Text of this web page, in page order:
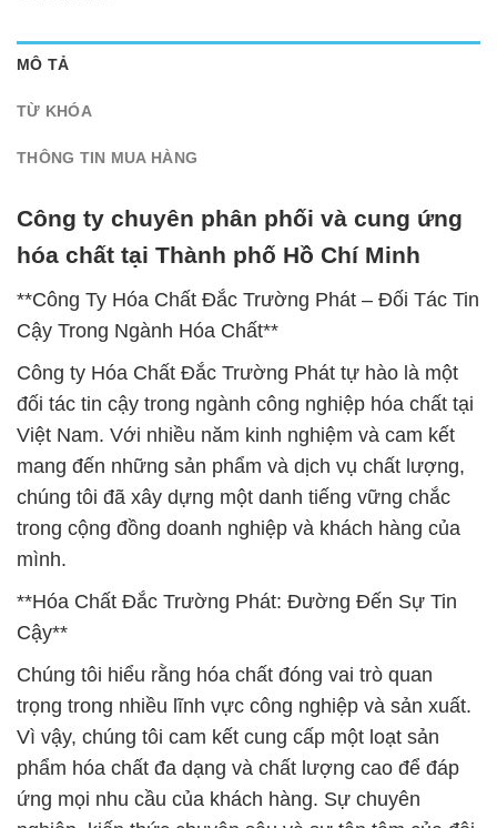
MÔ TẢ
TỪ KHÓA
THÔNG TIN MUA HÀNG
Công ty chuyên phân phối và cung ứng
hóa chất tại Thành phố Hồ Chí Minh
**Công Ty Hóa Chất Đắc Trường Phát – Đối Tác Tin
Cậy Trong Ngành Hóa Chất**
Công ty Hóa Chất Đắc Trường Phát tự hào là một
đối tác tin cậy trong ngành công nghiệp hóa chất tại
Việt Nam. Với nhiều năm kinh nghiệm và cam kết
mang đến những sản phẩm và dịch vụ chất lượng,
chúng tôi đã xây dựng một danh tiếng vững chắc
trong cộng đồng doanh nghiệp và khách hàng của
mình.
**Hóa Chất Đắc Trường Phát: Đường Đến Sự Tin
Cậy**
Chúng tôi hiểu rằng hóa chất đóng vai trò quan
trọng trong nhiều lĩnh vực công nghiệp và sản xuất.
Vì vậy, chúng tôi cam kết cung cấp một loạt sản
phẩm hóa chất đa dạng và chất lượng cao để đáp
ứng mọi nhu cầu của khách hàng. Sự chuyên